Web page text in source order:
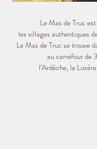
Le Mas de Truc
les villages authentiques
Le Mas de Truc se trouve
au carrefour de
l’Ardèche, la